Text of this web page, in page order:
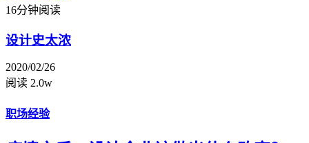
16分钟阅读
设计史太浓
2020/02/26
阅读 2.0w
职场经验